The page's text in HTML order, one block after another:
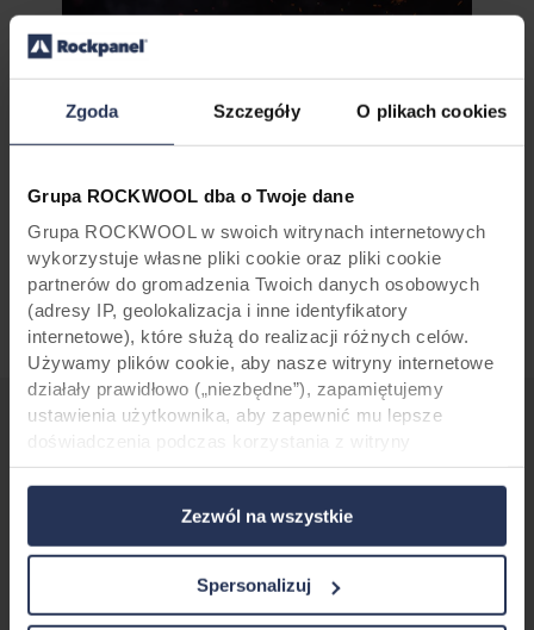
Zgoda Szczegóły O plikach cookies
Grupa ROCKWOOL dba o Twoje dane
Grupa ROCKWOOL w swoich witrynach internetowych
wykorzystuje własne pliki cookie oraz pliki cookie
partnerów do gromadzenia Twoich danych osobowych
(adresy IP, geolokalizacja i inne identyfikatory
internetowe), które służą do realizacji różnych celów.
Używamy plików cookie, aby nasze witryny internetowe
działały prawidłowo („niezbędne”), zapamiętujemy
ustawienia użytkownika, aby zapewnić mu lepsze
(„funkcjonalne”), analizujemy jego zachowanie w celu
optymalizacji witryn („statystyczne”) oraz
ukierunkowujemy nasze treści i reklamy w mediach
społecznościowych i zewnętrznych witrynach
naszych stronach („marketingowe”). Informacje o Twoim
korzystaniu z naszych witryn internetowych mogą być
Zezwól na wszystkie
Spersonalizuj
ucieleśniają siłę i zrównoważony rozwój tego
naturalnego surowca, jednocześnie korzystając
z wiedzy i innowacji jednej z wiodących na
świecie firm zajmujących się izolacją i
materiałami budowlanymi.